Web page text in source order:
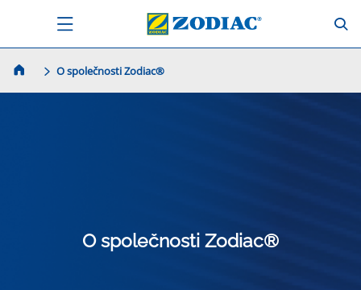
O společnosti Zodiac®
O společnosti Zodiac®